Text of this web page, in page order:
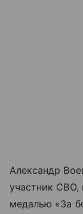
Александр
участник
медалью «За